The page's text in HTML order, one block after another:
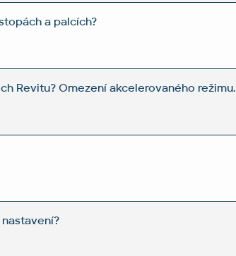
a palcích?
Revitu? Omezení akcelerovaného režimu.